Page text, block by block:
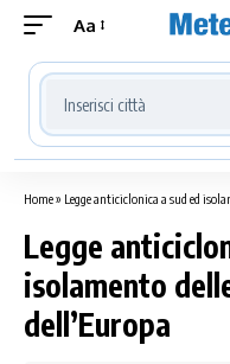
Aa
Cerca località meteo
Home» Legge anticiclonica a sud ed
Legge
isolamento
dell’Europa